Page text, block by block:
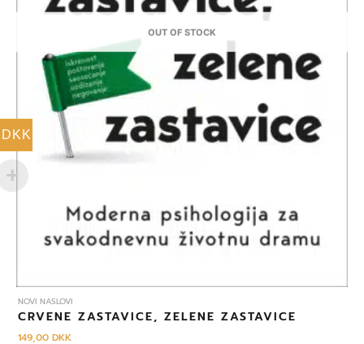
OUT OF STOCK
NOVI NASLOVI
CRVENE ZASTAVICE, ZELENE ZASTAVICE
149,00DKK
DKK